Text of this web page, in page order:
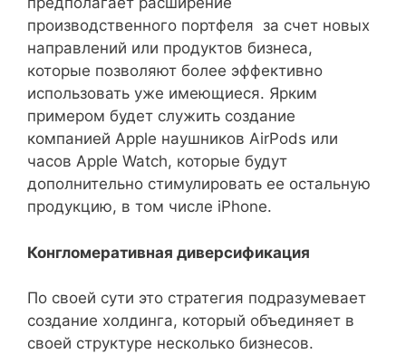
производственного портфеля за счет новых
направлений или продуктов бизнеса,
которые позволяют более эффективно
использовать уже имеющиеся. Ярким
примером будет служить создание
компанией Apple наушников AirPods или
часов Apple Watch, которые будут
дополнительно стимулировать ее остальную
продукцию, в том числе iPhone.
Конгломеративная диверсификация
По своей сути это стратегия подразумевает
создание холдинга, который объединяет в
своей структуре несколько бизнесов.